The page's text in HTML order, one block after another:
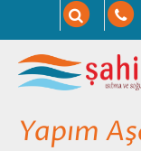
Yapım